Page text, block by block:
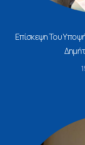
Επίσκεψη Του